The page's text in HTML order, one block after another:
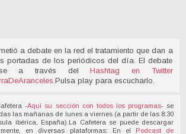
a debate en la red el tratamiento que dan a
portadas de los periódicos del día. El debate
a través delHashtag en Twitter
Pulsa play para escucharlo.
-Aquí su sección con todos los programas- se
las mañanas de lunes a viernes (a partir de las 8:30
ibérica, España).La Cafetera se puede descargar
en diversas plataformas: En el Podcast de